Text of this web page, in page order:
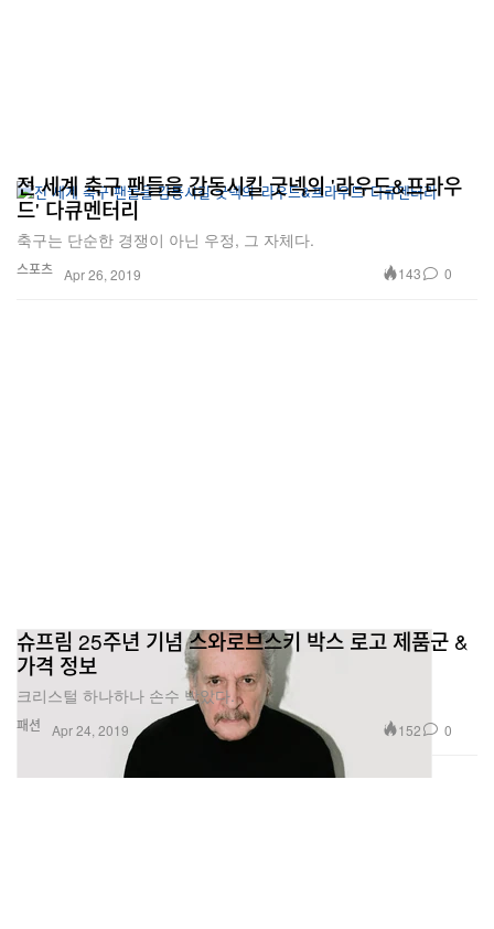
스포츠
전 세계 축구 팬들을 감동시킬 굿넥의 '라우드&프라우
드' 다큐멘터리
축구는 단순한 경쟁이 아닌 우정, 그 자체다.
Apr 26, 2019 143 0
패션
슈프림 25주년 기념 스와로브스키 박스 로고 제품군 &
가격 정보
크리스털 하나하나 손수 박았다.
Apr 24, 2019 152 0